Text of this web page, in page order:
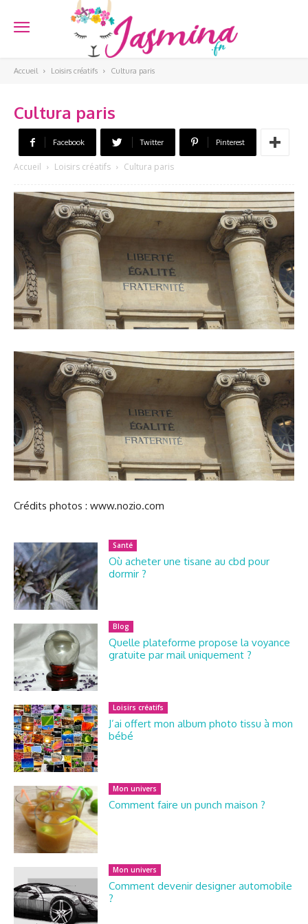
Accueil Loisirs créatifs Cultura paris
Cultura paris
Facebook Twitter Pinterest
Accueil Loisirs créatifs Cultura paris
Crédits photos : www.nozio.com
Santé
Où acheter une tisane au cbd pour
dormir ?
Blog
Quelle plateforme propose la voyance
gratuite par mail uniquement ?
Loisirs créatifs
J’ai offert mon album photo tissu à mon
bébé
Mon univers
Comment faire un punch maison ?
Mon univers
Comment devenir designer automobile
?